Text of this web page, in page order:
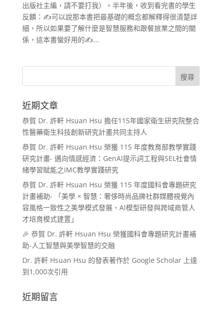
出版社主編，請不要打我）。半年後，收到看完書的學生
反饋：✍可以說那本書把最基礎的概念都解釋得很清楚詳
細，所以如果要了解什麼是智慧服務和跟餐旅業之間的關
係，這本書蠻好用的✍...
近期文章
恭賀 Dr. 許軒 Hsuan Hsu 擔任115年國家衛生研究院整合
性醫藥衛生科技創新研究計畫共同主持人
恭賀 Dr. 許軒 Hsuan Hsu 榮獲 115 年度教育部教學實踐
研究計畫- 邁向情感經濟：GenAI提示詞工程與SEL社會情
緒學習賦能之IMC教學實踐研究
恭賀 Dr. 許軒 Hsuan Hsu 榮獲 115 年度國科會專題研究
計畫補助- 「美學 × 智慧：奢侈時尚品牌社群媒體視覺內
容風格一致性之美學模式發展、AI模型研發與跨域商管人
才培育模式建置」
🎉 恭賀 Dr. 許軒 Hsuan Hsu 榮獲國科會專題研究計畫補
助-人工智慧與美學智慧的交融
Dr. 許軒 Hsuan Hsu 的發表著作於 Google Scholar 上達
到1,000次引用
近期留言